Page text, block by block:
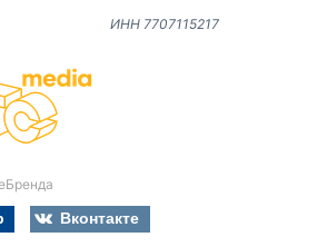
ИНН 7707115217
Вконтакте